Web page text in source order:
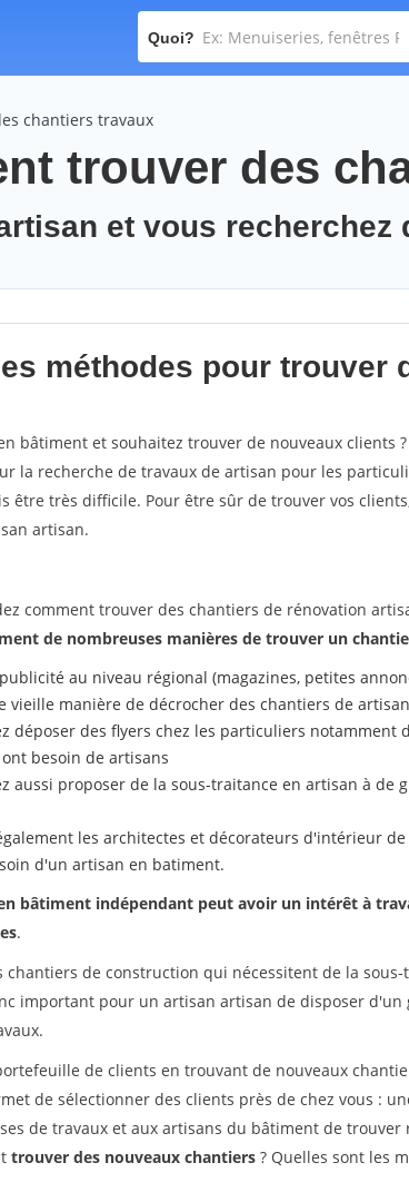
Quoi?
chantiers travaux
trouver des
et vous recherchez
méthodes pour trouver
bâtiment et souhaitez trouver de nouveaux clients
la recherche de travaux de artisan pour les
être très difficile. Pour être sûr de trouver vos
artisan.
comment trouver des chantiers de rénovation
de nombreuses manières de trouver un
au niveau régional (magazines, petites
vieille manière de décrocher des chantiers de
déposer des flyers chez les particuliers notamment
besoin de artisans
aussi proposer de la sous-traitance en artisan à de
les architectes et décorateurs d'intérieur
d'un artisan en batiment.
bâtiment indépendant peut avoir un intérêt à
.
chantiers de construction qui nécessitent de la
important pour un artisan artisan de disposer d'un
de clients en trouvant de nouveaux
de sélectionner des clients près de chez vous :
de travaux et aux artisans du bâtiment de trouver
trouver des nouveaux chantiers ? Quelles sont les